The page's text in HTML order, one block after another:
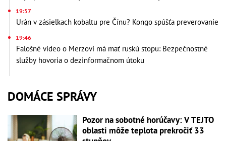
19:57
Urán v zásielkach kobaltu pre Čínu? Kongo spúšťa preverovanie
19:46
Falošné video o Merzovi má mať ruskú stopu: Bezpečnostné
služby hovoria o dezinformačnom útoku
DOMÁCE SPRÁVY
Pozor na sobotné horúčavy: V TEJTO
oblasti môže teplota prekročiť 33